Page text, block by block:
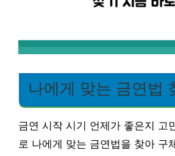
나에게 맞는 금연법
금연 시작 시기 언제가 좋은지 고
로 나에게 맞는 금연법을 찾아 구